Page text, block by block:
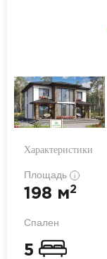
Характеристики
Площадь i
198 м2
Спален
5